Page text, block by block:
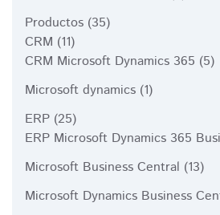
Productos (35)
CRM (11)
CRM Microsoft Dynamics 365 (5)
Microsoft dynamics (1)
ERP (25)
ERP Microsoft Dynamics 365
Microsoft Business Central (13)
Microsoft Dynamics Business